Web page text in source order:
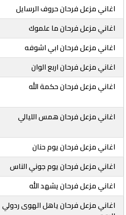
اغاني مزعل فرحان حروف الرسايل
اغاني مزعل فرحان ما علموك
اغاني مزعل فرحان ابي اشوفه
اغاني مزعل فرحان اربع الوان
اغاني مزعل فرحان حكمة الله
اغاني مزعل فرحان همس الليالي
اغاني مزعل فرحان يوم حنان
اغاني مزعل فرحان يوم جوني الناس
اغاني مزعل فرحان يشهد الله
اغاني مزعل فرحان ياهل الهوى ردولي